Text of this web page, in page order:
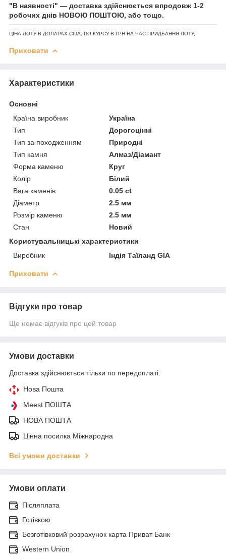
"В наявності" — доставка здійснюється впродовж 1-2
робочих днів НОВОЮ ПОШТОЮ, або тощо.
ЦІНА ЛОТУ В ДОЛАРАХ США, ПО КУРСУ В ГРН НА ЧАС ПРИДБАННЯ ЛОТУ,
Приховати
Характеристики
Основні
Країна виробник
Україна
Тип
Дорогоцінні
Тип за походженням
Природні
Тип камня
Алмаз/Діамант
Форма каменю
Круг
Колір
Білий
Вага каменів
0.05 ct
Діаметр
2.5 мм
Розмір каменю
2.5 мм
Стан
Новий
Користувальницькі характеристики
Виробник
Індія Таїланд GIA
Приховати
Відгуки про товар
Ще немає відгуків про цей товар
Умови доставки
Доставка здійснюється тільки по передоплаті.
Нова Пошта
Meest ПОШТА
НОВА ПОШТА
Цінна посилка Міжнародна
Всі умови доставки
Умови оплати
Післяплата
Готівкою
Безготівковий розрахунок карта Приват Банк
Western Union